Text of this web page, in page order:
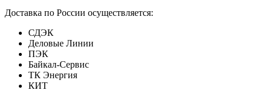
Доставка по России осуществляется:
СДЭК
Деловые Линии
ПЭК
Байкал-Сервис
ТК Энергия
КИТ